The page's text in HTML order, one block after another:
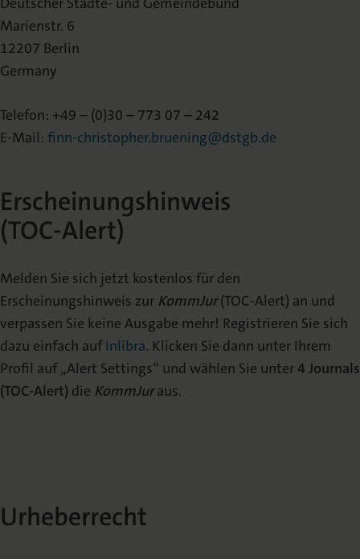
Marienstr. 6
12207 Berlin
Germany
Telefon: +49 – (0)30 – 773 07 – 242
E-Mail: finn-christopher.bruening@dstgb.de
Erscheinungshinweis
(TOC-Alert)
Melden Sie sich jetzt kostenlos für den
Erscheinungshinweis zur KommJur(TOC-Alert) an und
verpassen Sie keine Ausgabe mehr! Registrieren Sie sich
dazu einfach aufInlibra. Klicken Sie dann unter Ihrem
Profil auf „Alert Settings“ und wählen Sie unter4 Journals
(TOC-Alert) die KommJuraus.
Urheberrecht